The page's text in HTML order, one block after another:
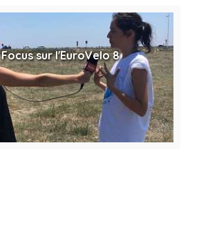
Focus sur l'EuroVelo 8